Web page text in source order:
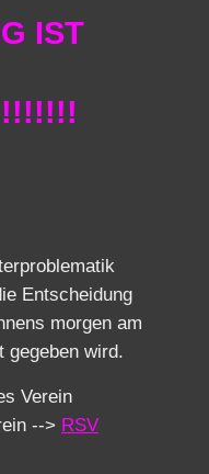
IST
Entscheidung
morgen am
gegeben wird.
Verein
--> RSV